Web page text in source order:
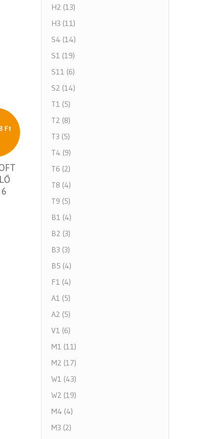
Ft
H2 (13)
H3 (11)
S4 (14)
S1 (19)
S11 (6)
S2 (14)
T1 (5)
T2 (8)
T3 (5)
T4 (9)
T6 (2)
T8 (4)
T9 (5)
B1 (4)
B2 (3)
B3 (3)
B5 (4)
F1 (4)
A1 (5)
A2 (5)
V1 (6)
M1 (11)
M2 (17)
W1 (43)
W2 (19)
M4 (4)
M3 (2)